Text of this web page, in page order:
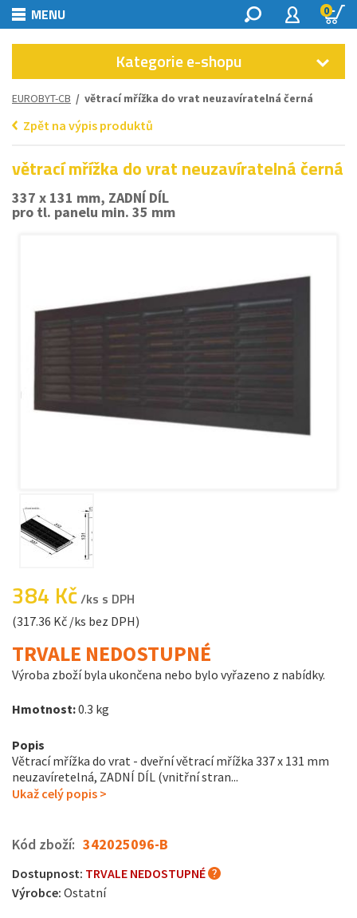
MENU 0
Kategorie e-shopu
EUROBYT-CB / větrací mřížka do vrat neuzavíratelná černá
Zpět na výpis produktů
větrací mřížka do vrat neuzavíratelná černá
337 x 131 mm, ZADNÍ DÍL
pro tl. panelu min. 35 mm
384 Kč/ks s DPH
(317.36 Kč /ks bez DPH)
TRVALE NEDOSTUPNÉ
Výroba zboží byla ukončena nebo bylo vyřazeno z nabídky.
Hmotnost:0.3 kg
Popis
Větrací mřížka do vrat - dveřní větrací mřížka 337 x 131 mm
neuzavíretelná, ZADNÍ DÍL (vnitřní stran...
Ukaž celý popis >
Kód zboží: 342025096-B
Dostupnost: TRVALE NEDOSTUPNÉ
Výrobce: Ostatní